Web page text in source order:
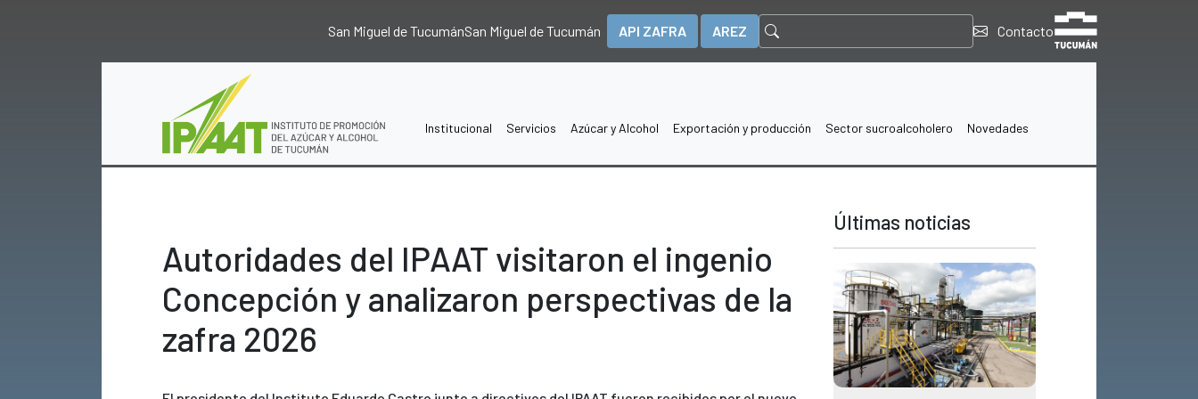
San Miguel de TucumánSan Miguel de Tucumán API ZAFRA AREZ Contacto
Institucional Servicios Azúcar y Alcohol Exportación y producción Sector sucroalcoholero Novedades
Autoridades del IPAAT visitaron el ingenio
Concepción y analizaron perspectivas de la
zafra 2026
Últimas noticias